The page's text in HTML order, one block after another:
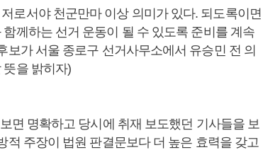
로서야 천군만마 이상 의미가 있다. 되도록이면
께하는 선거 운동이 될 수 있도록 준비를 계속
보가 서울 종로구 선거사무소에서 유승민 전 의
뜻을 밝히자)
면 명확하고 당시에 취재 보도했던 기사들을 보
적 주장이 법원 판결문보다 더 높은 효력을 갖고